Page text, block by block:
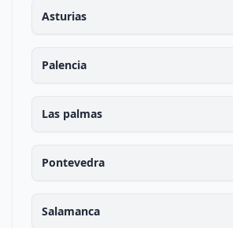
Asturias
Palencia
Las palmas
Pontevedra
Salamanca